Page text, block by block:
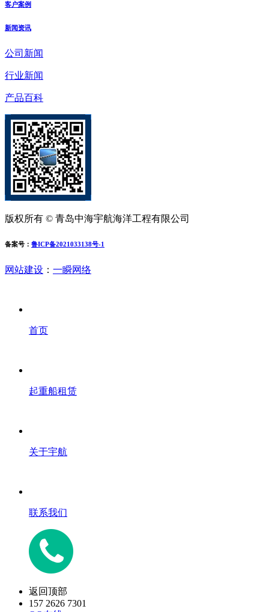
客户案例
新闻资讯
公司新闻
行业新闻
产品百科
版权所有 © 青岛中海宇航海洋工程有限公司
备案号： 鲁ICP备2021033138号-1
网站建设 ： 一瞬网络
首页
起重船租赁
关于宇航
联系我们
返回顶部
157 2626 7301